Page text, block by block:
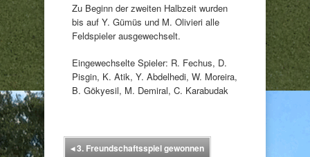
Zu Beginn der zweiten Halbzeit wurden
bis auf Y. Gümüs und M. Olivieri alle
Feldspieler ausgewechselt.
Eingewechselte Spieler: R. Fechus, D.
Pisgin, K. Atik, Y. Abdelhedi, W. Moreira,
B. Gökyesil, M. Demiral, C. Karabudak
◂3. Freundschaftsspiel gewonnen